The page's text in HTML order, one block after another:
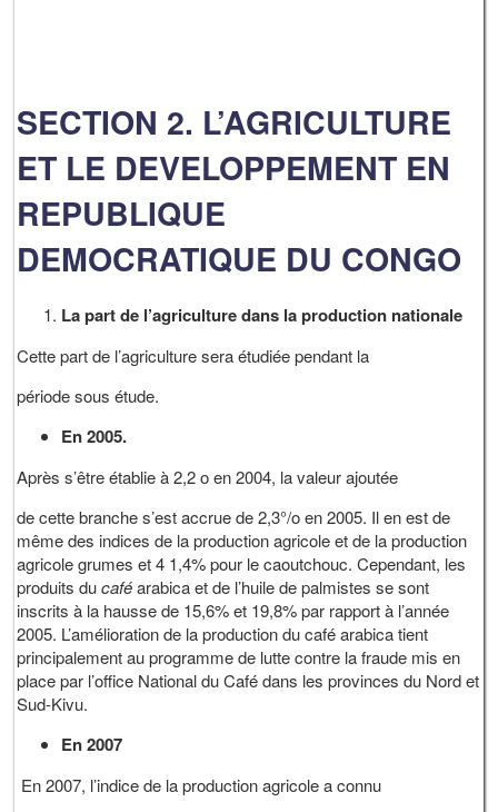
SECTION 2. L’AGRICULTURE
ET LE DEVELOPPEMENT EN
REPUBLIQUE
DEMOCRATIQUE DU CONGO
La part de l’agriculture dans la production nationale
Cette part de l’agriculture sera étudiée pendant la
période sous étude.
En 2005.
Après s’être établie à 2,2 o en 2004, la valeur ajoutée
de cette branche s’est accrue de 2,3°/o en 2005. Il en est de
même des indices de la production agricole et de la production
agricole grumes et 4 1,4% pour le caoutchouc. Cependant, les
produits ducaféarabica et de l’huile de palmistes se sont
inscrits à la hausse de 15,6% et 19,8% par rapport à l’année
2005. L’amélioration de la production du café arabica tient
principalement au programme de lutte contre la fraude mis en
place par l’office National du Café dans les provinces du Nord et
Sud-Kivu.
En 2007
En 2007, l’indice de la production agricole a connu